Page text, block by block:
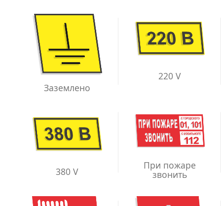
Заземлено
220 V
380 V
При пожаре
звонить